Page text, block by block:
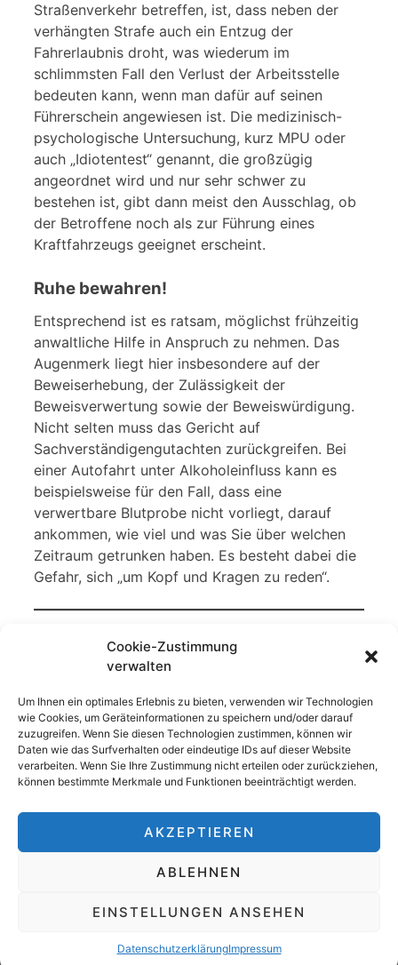
Cookie-Zustimmung
verwalten
Um Ihnen ein optimales Erlebnis zu bieten, verwenden wir Technologien
wie Cookies, um Geräteinformationen zu speichern und/oder darauf
zuzugreifen. Wenn Sie diesen Technologien zustimmen, können wir
Daten wie das Surfverhalten oder eindeutige IDs auf dieser Website
verarbeiten. Wenn Sie Ihre Zustimmung nicht erteilen oder zurückziehen,
können bestimmte Merkmale und Funktionen beeinträchtigt werden.
AKZEPTIEREN
ABLEHNEN
EINSTELLUNGEN ANSEHEN
DatenschutzerklärungImpressum
Straßenverkehr betreffen, ist, dass neben der
verhängten Strafe auch ein Entzug der
Fahrerlaubnis droht, was wiederum im
schlimmsten Fall den Verlust der Arbeitsstelle
bedeuten kann, wenn man dafür auf seinen
Führerschein angewiesen ist. Die medizinisch-
psychologische Untersuchung, kurz MPU oder
auch „Idiotentest“ genannt, die großzügig
angeordnet wird und nur sehr schwer zu
bestehen ist, gibt dann meist den Ausschlag, ob
der Betroffene noch als zur Führung eines
Kraftfahrzeugs geeignet erscheint.
Ruhe bewahren!
Entsprechend ist es ratsam, möglichst frühzeitig
anwaltliche Hilfe in Anspruch zu nehmen. Das
Augenmerk liegt hier insbesondere auf der
Beweiserhebung, der Zulässigkeit der
Beweisverwertung sowie der Beweiswürdigung.
Nicht selten muss das Gericht auf
Sachverständigengutachten zurückgreifen. Bei
einer Autofahrt unter Alkoholeinfluss kann es
beispielsweise für den Fall, dass eine
verwertbare Blutprobe nicht vorliegt, darauf
ankommen, wie viel und was Sie über welchen
Zeitraum getrunken haben. Es besteht dabei die
Gefahr, sich „um Kopf und Kragen zu reden“.
Interessierte suchen auch: Fahrerlaubnisentzug
Geschwindigkeit Geschwindigkeitsüberschreitung
Geschwindigkeitskontrolle Radarmessung geblitzt Blitzer
Rotlichtverstoß Bußgeld Bußgeldkatalog Verkehrskontrolle
Gefährdung Fremdgefährdung Blitzerfoto Toleranzabzug
Fahrerflucht Unfallflucht relative absolute
Fahruntüchtigkeit
Erfurt – Fachanwalt für Strafrecht • Slightly